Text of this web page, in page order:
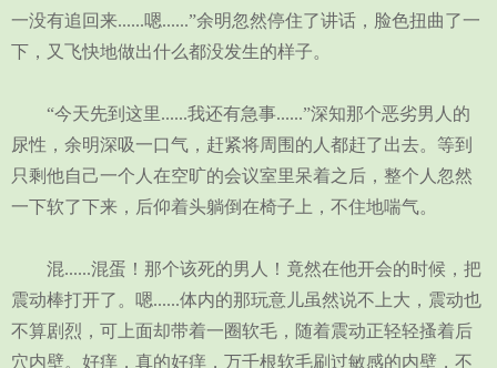
一没有追回来......嗯......”余明忽然停住了讲话，脸色扭曲了一
下，又飞快地做出什么都没发生的样子。
“今天先到这里......我还有急事......”深知那个恶劣男人的
尿性，余明深吸一口气，赶紧将周围的人都赶了出去。等到
只剩他自己一个人在空旷的会议室里呆着之后，整个人忽然
一下软了下来，后仰着头躺倒在椅子上，不住地喘气。
混......混蛋！那个该死的男人！竟然在他开会的时候，把
震动棒打开了。嗯......体内的那玩意儿虽然说不上大，震动也
不算剧烈，可上面却带着一圈软毛，随着震动正轻轻搔着后
穴内壁。好痒，真的好痒，万千根软毛刷过敏感的内壁，不